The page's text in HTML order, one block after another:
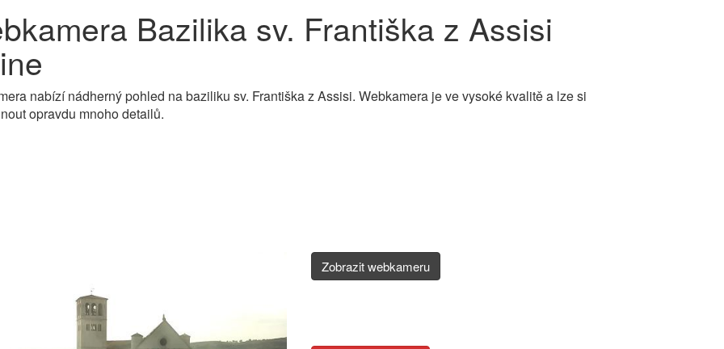
Bazilika sv. Františka z Assisi
nabízí nádherný pohled na baziliku sv. Františka z Assisi. Webkamera je ve vysoké kvalitě a lze si
opravdu mnoho detailů.
Zobrazit webkameru